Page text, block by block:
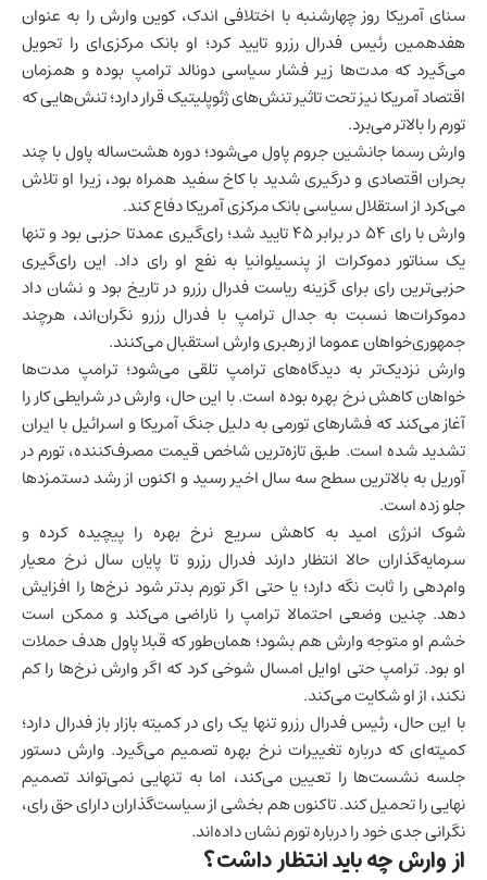
سنای آمریکا روز چهارشنبه با اختلافی اندک، کوین وارش را به عنوان
هفدهمین رئیس فدرال رزرو تایید کرد؛ او بانک مرکزی‌ای را تحویل
می‌گیرد که مدت‌ها زیر فشار سیاسی دونالد ترامپ بوده و همزمان
اقتصاد آمریکانیز تحت تاثیر تنش‌های ژئوپلیتیک قرار دارد؛ تنش‌هایی که
تورم را بالاتر می‌برد.
وارش رسما جانشین جروم پاول می‌شود؛ دوره هشت‌ساله پاول با چند
بحران اقتصادی و درگیری شدید با کاخ سفید همراه بود، زیرا او تلاش
می‌کرد از استقلال سیاسی بانک مرکزی آمریکا دفاع کند.
وارش با رای ۵۴ در برابر ۴۵ تایید شد؛ رای‌گیری عمدتا حزبی بود و تنها
یک سناتور دموکرات از پنسیلوانیا به نفع او رای داد. این رای‌گیری
حزبی‌ترین رای برای گزینه ریاست فدرال رزرو در تاریخ بود و نشان داد
دموکرات‌ها نسبت به جدال ترامپ با فدرال رزرو نگران‌اند، هرچند
جمهوری‌خواهان عموما از رهبری وارش استقبال می‌کنند.
وارش نزدیک‌تر به دیدگاه‌های ترامپ تلقی می‌شود؛ ترامپ مدت‌ها
خواهان کاهش نرخ بهره بوده است. با این حال، وارش در شرایطی کار را
آغاز می‌کند که فشارهای تورمی به دلیل جنگ آمریکا و اسرائیل با ایران
تشدید شده است. طبق تازه‌ترین شاخص قیمت مصرف‌کننده، تورم در
آوریل به بالاترین سطح سه سال اخیر رسید و اکنون از رشد دستمزدها
جلو زده است.
شوک انرژی امید به کاهش سریع نرخ بهره را پیچیده کرده و
سرمایه‌گذاران حالا انتظار دارند فدرال رزرو تا پایان سال نرخ معیار
وام‌دهی را ثابت نگه دارد؛ یا حتی اگر تورم بدتر شود نرخ‌ها را افزایش
دهد. چنین وضعی احتمالا ترامپ را ناراضی می‌کند و ممکن است
خشم او متوجه وارش هم بشود؛ همان‌طور که قبلا پاول هدف حملات
او بود. ترامپ حتی اوایل امسال شوخی کرد که اگر وارش نرخ‌ها را کم
نکند، از او شکایت می‌کند.
با این حال، رئیس فدرال رزرو تنها یک رای در کمیته بازار باز فدرال دارد؛
کمیته‌ای که درباره تغییرات نرخ بهره تصمیم می‌گیرد. وارش دستور
جلسه نشست‌ها را تعیین می‌کند، اما به تنهایی نمی‌تواند تصمیم
نهایی را تحمیل کند. تاکنون هم بخشی از سیاست‌گذاران دارای حق رای،
نگرانی جدی خود را درباره تورم نشان داده‌اند.
از وارش چه باید انتظار داشت؟